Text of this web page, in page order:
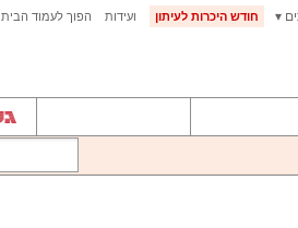
הפוך לעמוד הבית ועידות חודש היכרות לעיתון ▾